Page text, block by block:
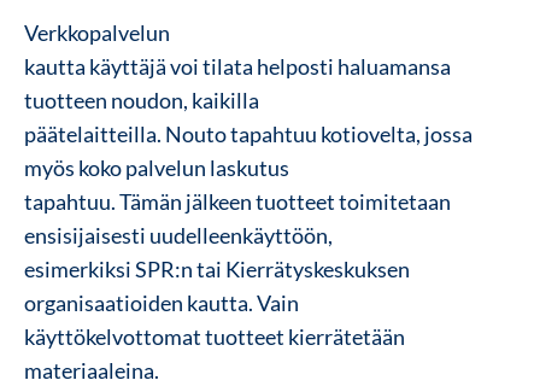
Verkkopalvelun
kautta käyttäjä voi tilata helposti haluamansa
tuotteen noudon, kaikilla
päätelaitteilla. Nouto tapahtuu kotiovelta, jossa
myös koko palvelun laskutus
tapahtuu. Tämän jälkeen tuotteet toimitetaan
ensisijaisesti uudelleenkäyttöön,
esimerkiksi SPR:n tai Kierrätyskeskuksen
organisaatioiden kautta. Vain
käyttökelvottomat tuotteet kierrätetään
materiaaleina.